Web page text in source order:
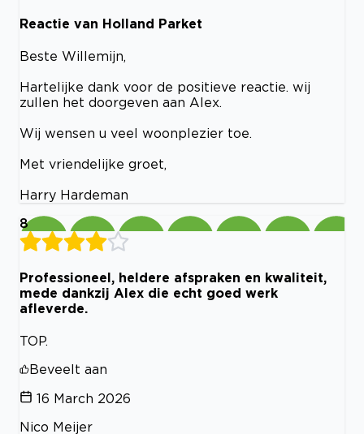
Reactie van Holland Parket
Beste Willemijn,
Hartelijke dank voor de positieve reactie. wij
zullen het doorgeven aan Alex.
Wij wensen u veel woonplezier toe.
Met vriendelijke groet,
Harry Hardeman
8
Professioneel, heldere afspraken en kwaliteit,
mede dankzij Alex die echt goed werk
afleverde.
TOP.
Beveelt aan
16 March 2026
Nico Meijer